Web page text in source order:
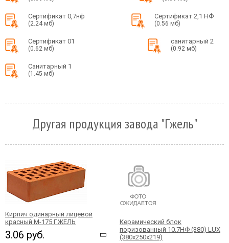
Сертификат 0,7нф
(2.24 мб)
Сертификат 2,1 НФ
(0.56 мб)
Сертификат 01
(0.62 мб)
санитарный 2
(0.92 мб)
Санитарный 1
(1.45 мб)
Другая продукция завода "Гжель"
Кирпич одинарный лицевой
красный М-175 ГЖЕЛЬ
3.06 руб.
Керамический блок
поризованный 10.7НФ (380) LUX
(380х250х219)